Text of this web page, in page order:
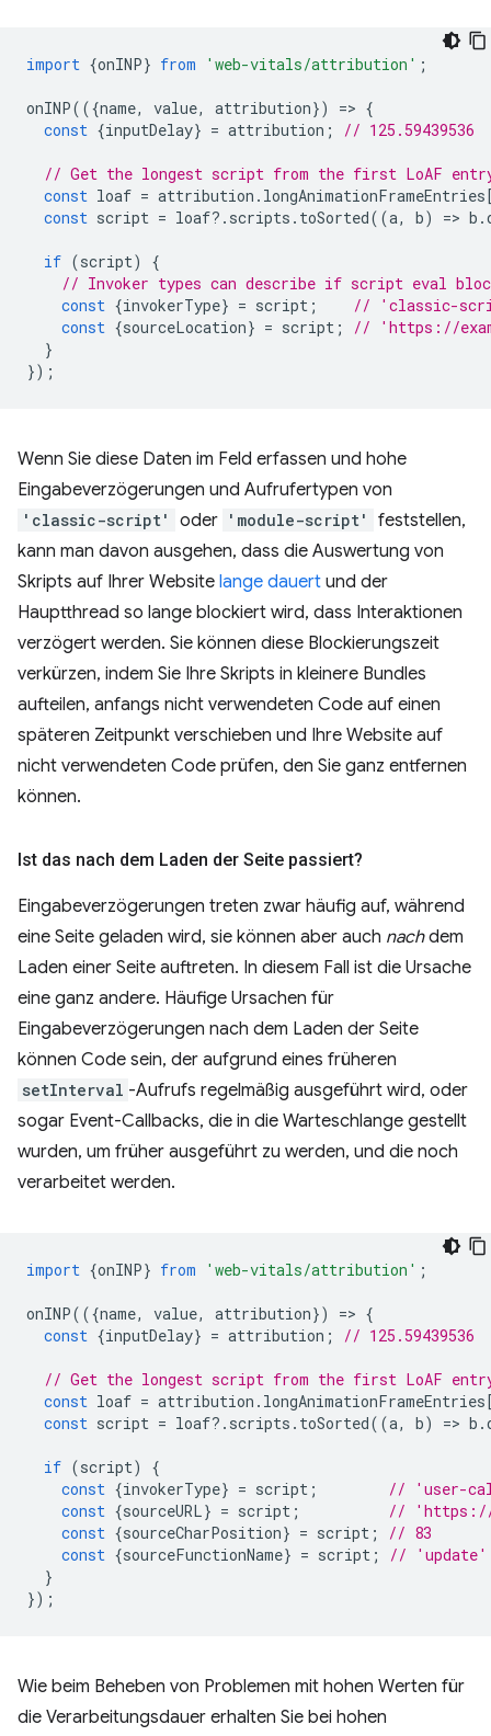
import {onINP} from 'web-vitals/attribution' ;
onINP(({name, value, attribution}) => {
const {inputDelay} = attribution ; // 125.59439536
// Get the longest script from the first LoAF
const loaf = attribution . longAnimationFrameEntries
const script = loaf? . scripts . toSorted((a, b) => b .
if (script)
{
// Invoker types can describe if script eval
const {invokerType} = script ;
// 'classic-
const {sourceLocation} = script ;
// 'https://
}
});
Wenn Sie diese Daten im Feld erfassen und hohe
Eingabeverzögerungen und Aufrufertypen von
'classic-script' oder 'module-script'
feststellen,
kann man davon ausgehen, dass die Auswertung von
Skripts auf Ihrer Website lange dauert und der
Hauptthread so lange blockiert wird, dass Interaktionen
verzögert werden. Sie können diese Blockierungszeit
verkürzen, indem Sie Ihre Skripts in kleinere Bundles
aufteilen, anfangs nicht verwendeten Code auf einen
späteren Zeitpunkt verschieben und Ihre Website auf
nicht verwendeten Code prüfen, den Sie ganz entfernen
können.
Ist das nach dem Laden der Seite passiert?
Eingabeverzögerungen treten zwar häufig auf, während
eine Seite geladen wird, sie können aber auch nachdem
Laden einer Seite auftreten. In diesem Fall ist die Ursache
eine ganz andere. Häufige Ursachen für
Eingabeverzögerungen nach dem Laden der Seite
können Code sein, der aufgrund eines früheren
setInterval -Aufrufs regelmäßig ausgeführt wird, oder
sogar Event-Callbacks, die in die Warteschlange gestellt
wurden, um früher ausgeführt zu werden, und die noch
verarbeitet werden.
import {onINP} from 'web-vitals/attribution' ;
onINP(({name, value, attribution}) => {
const {inputDelay} = attribution ; // 125.59439536
// Get the longest script from the first LoAF
const loaf = attribution . longAnimationFrameEntries
const script = loaf? . scripts . toSorted((a, b) => b .
if (script)
{
const {invokerType} = script ;
// 'user-
const {sourceURL} = script ;
// 'https://
const {sourceCharPosition} = script ;
// 83
const {sourceFunctionName} = script ;
// 'update'
}
});
Wie beim Beheben von Problemen mit hohen Werten für
die Verarbeitungsdauer erhalten Sie bei hohen